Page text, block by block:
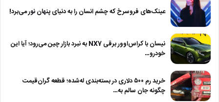
عینک‌های فروسرخ که چشم انسان را به دنیای پنهان نور می‌برد!
نیسان با کراس‌اوور برقی NX7 به نبرد بازار چین می‌رود؛ آیا این
خودرو…
خرید رم ۵۰۰ دلاری در بسته‌بندی له‌شده؛ قطعه گران‌قیمت
چگونه جان سالم به…